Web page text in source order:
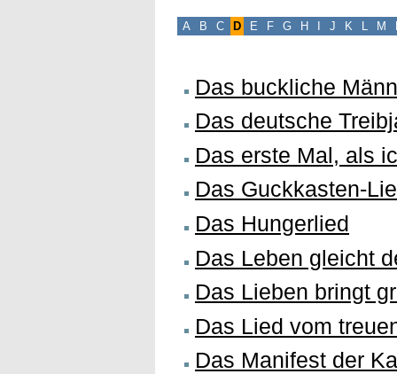
A B C D E F G H I J K L M
Das buckliche
Das deutsche
Das erste Mal, als
Das Guckkasten-
Das Hungerlied
Das Leben gleicht
Das Lieben bringt
Das Lied vom
Das Manifest der